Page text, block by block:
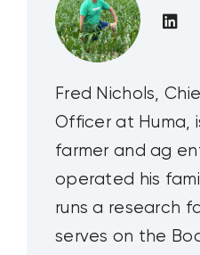
Fred Nichols,
Officer at Huma,
farmer and ag
operated his
runs a research
serves on the